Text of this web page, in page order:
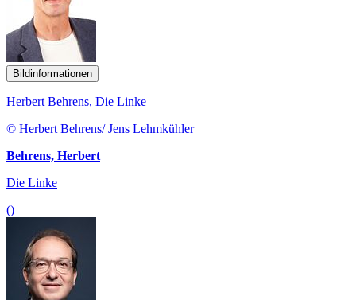
Bildinformationen
Herbert Behrens, Die Linke
© Herbert Behrens/ Jens Lehmkühler
Behrens, Herbert
Die Linke
()